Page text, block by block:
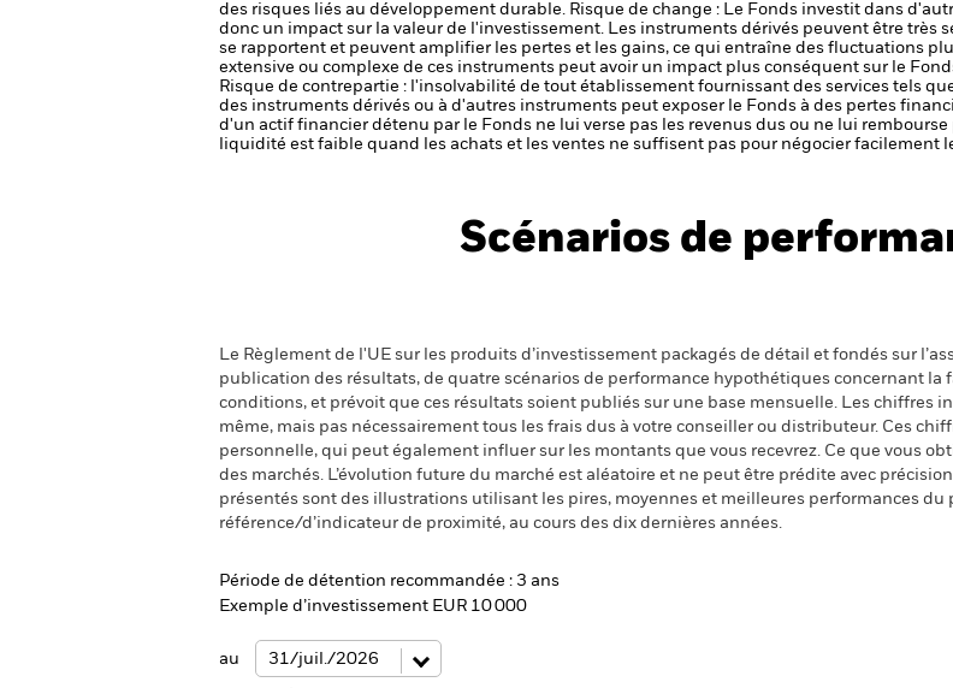
des risques liés au développement durable. Risque de change : Le Fonds investit dans
donc un impact sur la valeur de l'investissement. Les instruments dérivés peuvent être très
se rapportent et peuvent amplifier les pertes et les gains, ce qui entraîne des fluctuations
extensive ou complexe de ces instruments peut avoir un impact plus conséquent sur le
Risque de contrepartie : l'insolvabilité de tout établissement fournissant des services tels
des instruments dérivés ou à d'autres instruments peut exposer le Fonds à des pertes
d'un actif financier détenu par le Fonds ne lui verse pas les revenus dus ou ne lui rembourse
liquidité est faible quand les achats et les ventes ne suffisent pas pour négocier facilement
Scénarios de
Le Règlement de l'UE sur les produits d’investissement packagés de détail et fondés sur
publication des résultats, de quatre scénarios de performance hypothétiques concernant
conditions, et prévoit que ces résultats soient publiés sur une base mensuelle. Les chiffres
même, mais pas nécessairement tous les frais dus à votre conseiller ou distributeur. Ces
personnelle, qui peut également influer sur les montants que vous recevrez. Ce que vous
des marchés. L’évolution future du marché est aléatoire et ne peut être prédite avec
présentés sont des illustrations utilisant les pires, moyennes et meilleures performances
référence/d’indicateur de proximité, au cours des dix dernières années.
Période de détention recommandée : 3 ans
Exemple d’investissement EUR 10 000
au